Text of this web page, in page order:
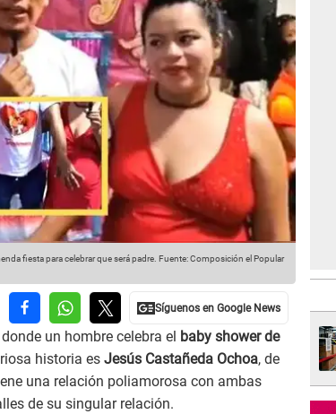
fiesta para celebrar que será padre. Fuente: Composición el Popular
un hombre celebra el baby shower de
historia es Jesús Castañeda Ochoa, de
una relación poliamorosa con ambas
de su singular relación.